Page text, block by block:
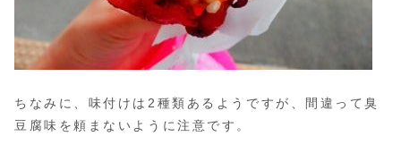
ちなみに、味付けは2種類あるようですが、間違って臭
豆腐味を頼まないように注意です。